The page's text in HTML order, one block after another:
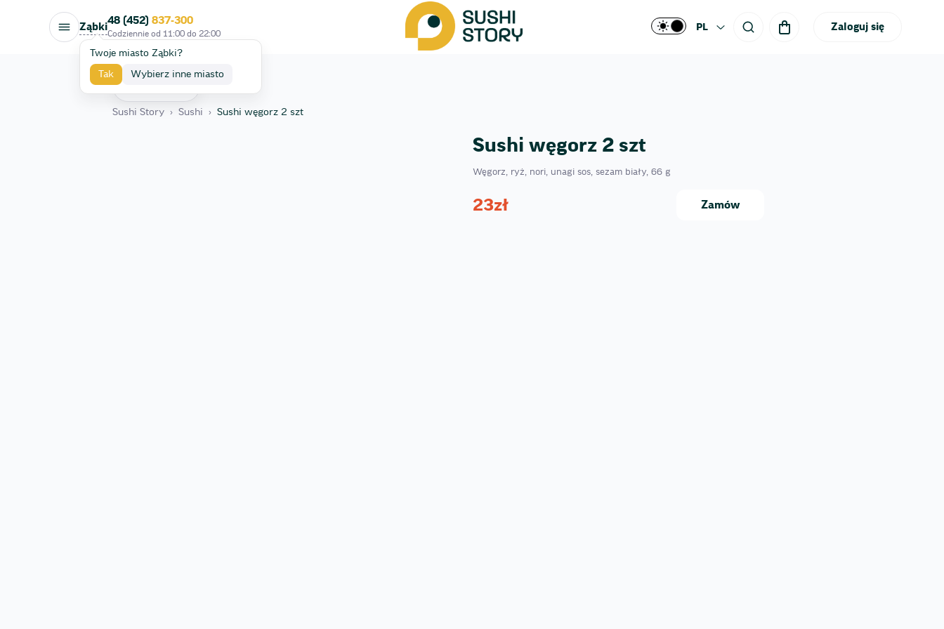
Ząbki
Twoje miasto Ząbki?
Tak Wybierz inne miasto
48 (452) 837-300
Codziennie od 11:00 do 22:00
PL Zaloguj się
Sushi Story › Sushi › Sushi węgorz 2 szt
Sushi węgorz 2 szt
Węgorz, ryż, nori, unagi sos, sezam biały, 66 g
23zł Zamów